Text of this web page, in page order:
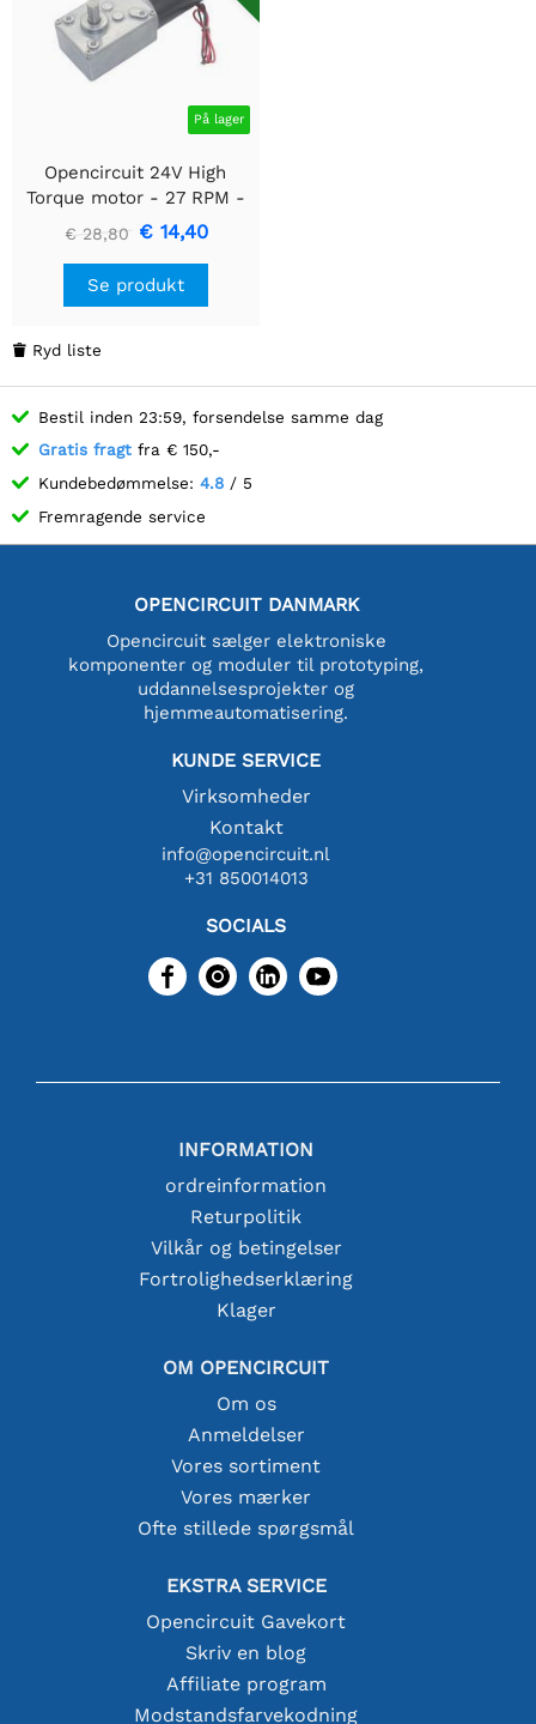
På lager
Opencircuit 24V High
Torque motor - 27 RPM -
65KG - med firkantet
gearkasse
€ 28,80 € 14,40
Se produkt
 Ryd liste
Bestil inden 23:59, forsendelse samme dag
Gratis fragt fra € 150,-
Kundebedømmelse: 4.8 / 5
Fremragende service
OPENCIRCUIT DANMARK
Opencircuit sælger elektroniske
komponenter og moduler til prototyping,
uddannelsesprojekter og
hjemmeautomatisering.
KUNDE SERVICE
Virksomheder
Kontakt
info@opencircuit.nl
+31 850014013
SOCIALS
INFORMATION
ordreinformation
Returpolitik
Vilkår og betingelser
Fortrolighedserklæring
Klager
OM OPENCIRCUIT
Om os
Anmeldelser
Vores sortiment
Vores mærker
Ofte stillede spørgsmål
EKSTRA SERVICE
Opencircuit Gavekort
Skriv en blog
Affiliate program
Modstandsfarvekodning